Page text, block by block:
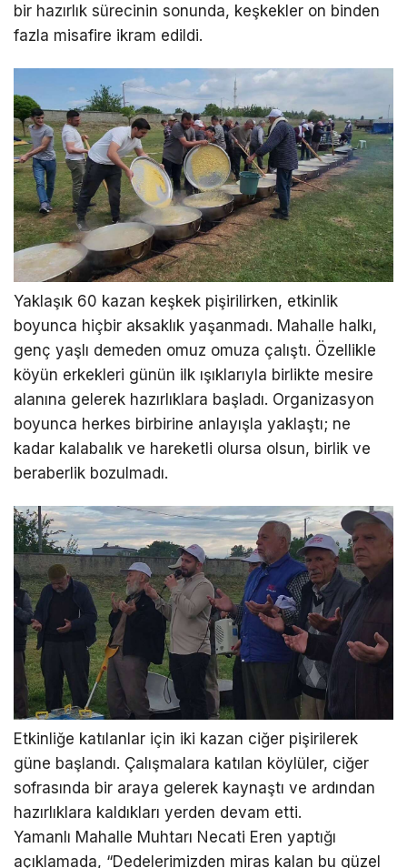
bir hazırlık sürecinin sonunda, keşkekler on binden
fazla misafire ikram edildi.
Yaklaşık 60 kazan keşkek pişirilirken, etkinlik
boyunca hiçbir aksaklık yaşanmadı. Mahalle halkı,
genç yaşlı demeden omuz omuza çalıştı. Özellikle
köyün erkekleri günün ilk ışıklarıyla birlikte mesire
alanına gelerek hazırlıklara başladı. Organizasyon
boyunca herkes birbirine anlayışla yaklaştı; ne
kadar kalabalık ve hareketli olursa olsun, birlik ve
beraberlik bozulmadı.
Etkinliğe katılanlar için iki kazan ciğer pişirilerek
güne başlandı. Çalışmalara katılan köylüler, ciğer
sofrasında bir araya gelerek kaynaştı ve ardından
hazırlıklara kaldıkları yerden devam etti.
Yamanlı Mahalle Muhtarı Necati Eren yaptığı
açıklamada, “Dedelerimizden miras kalan bu güzel